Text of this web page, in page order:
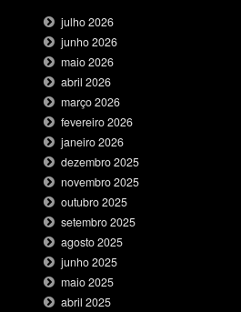
julho 2026
junho 2026
maio 2026
abril 2026
março 2026
fevereiro 2026
janeiro 2026
dezembro 2025
novembro 2025
outubro 2025
setembro 2025
agosto 2025
junho 2025
maio 2025
abril 2025